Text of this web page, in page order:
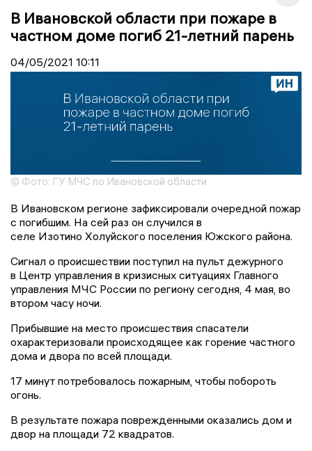
В Ивановской области при пожаре в
частном доме погиб 21-летний парень
04/05/2021 10:11
© Фото: ГУ МЧС по Ивановской области
В Ивановском регионе зафиксировали очередной пожар
с погибшим. На сей раз он случился в
селе Изотино Холуйского поселения Южского района.
Сигнал о происшествии поступил на пульт дежурного
в Центр управления в кризисных ситуациях Главного
управления МЧС России по региону сегодня, 4 мая, во
втором часу ночи.
Прибывшие на место происшествия спасатели
охарактеризовали происходящее как горение частного
дома и двора по всей площади.
17 минут потребовалось пожарным, чтобы побороть
огонь.
В результате пожара поврежденными оказались дом и
двор на площади 72 квадратов.